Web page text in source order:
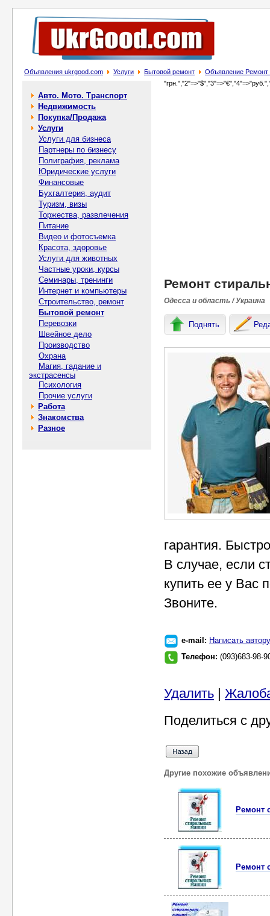
Объявления ukrgood.com Услуги Бытовой ремонт Объявление Ремонт
Авто. Мото. Транспорт
Недвижимость
Покупка/Продажа
Услуги
Услуги для бизнеса
Партнеры по бизнесу
Полиграфия, реклама
Юридические услуги
Финансовые
Бухгалтерия, аудит
Туризм, визы
Торжества, развлечения
Питание
Видео и фотосъемка
Красота, здоровье
Услуги для животных
Частные уроки, курсы
Семинары, тренинги
Интернет и компьютеры
Строительство, ремонт
Бытовой ремонт
Перевозки
Швейное дело
Производство
Охрана
Магия, гадание и
экстрасенсы
Психология
Прочие услуги
Работа
Знакомства
Разное
Ремонт
Одесса и область / Украина
Поднять
гарантия.
В случае, если
купить ее у Вас
Звоните.
e-mail: Написать автору
Телефон: (093)683-98-
Удалить |
Поделиться с
Другие похожие
Ремонт
Ремонт